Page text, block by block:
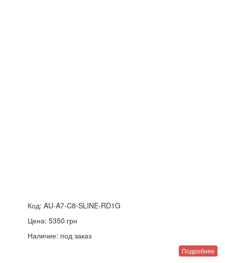
Код: AU-A7-C8-SLINE-RD1G
Цена: 5350 грн
Наличие: под заказ
Подробнее